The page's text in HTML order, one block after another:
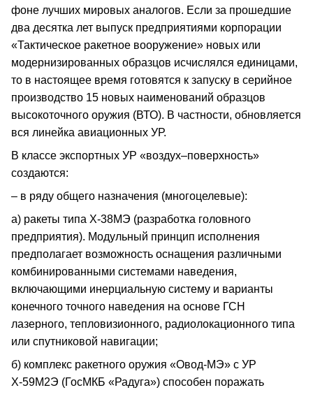
фоне лучших мировых аналогов. Если за прошедшие
два десятка лет выпуск предприятиями корпорации
«Тактическое ракетное вооружение» новых или
модернизированных образцов исчислялся единицами,
то в настоящее время готовятся к запуску в серийное
производство 15 новых наименований образцов
высокоточного оружия (ВТО). В частности, обновляется
вся линейка авиационных УР.
В классе экспортных УР «воздух–поверхность»
создаются:
– в ряду общего назначения (многоцелевые):
а) ракеты типа Х-38МЭ (разработка головного
предприятия). Модульный принцип исполнения
предполагает возможность оснащения различными
комбинированными системами наведения,
включающими инерциальную систему и варианты
конечного точного наведения на основе ГСН
лазерного, тепловизионного, радиолокационного типа
или спутниковой навигации;
б) комплекс ракетного оружия «Овод-МЭ» с УР
Х-59М2Э (ГосМКБ «Радуга») способен поражать